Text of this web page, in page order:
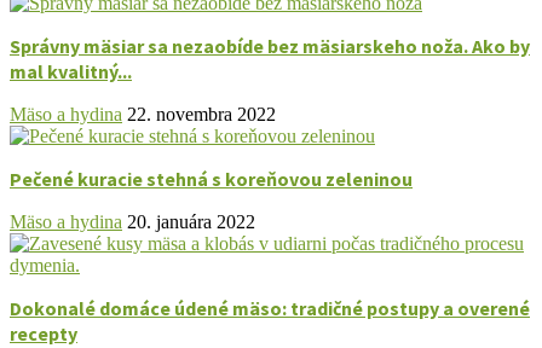
Správny mäsiar sa nezaobíde bez mäsiarskeho noža. Ako by
mal kvalitný...
Mäso a hydina 22. novembra 2022
Pečené kuracie stehná s koreňovou zeleninou
Mäso a hydina 20. januára 2022
Dokonalé domáce údené mäso: tradičné postupy a overené
recepty